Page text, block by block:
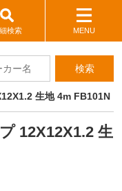
検索 MENU
検索
生地 4m FB101N
12X12X1.2 生